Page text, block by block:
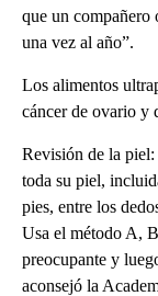
que un compañero
una vez al año”.
Los alimentos
cáncer de ovario y
Revisión de la
toda su piel,
pies, entre los
Usa el método A,
preocupante y
aconsejó la